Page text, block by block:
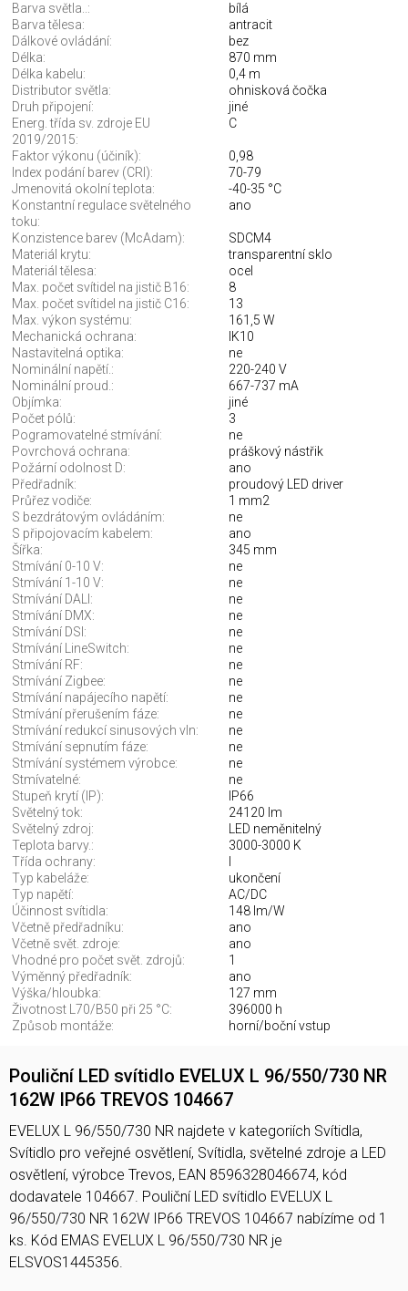
Barva světla..:
bílá
Barva tělesa:
antracit
Dálkové ovládání:
bez
Délka:
870 mm
Délka kabelu:
0,4 m
Distributor světla:
ohnisková čočka
Druh připojení:
jiné
Energ. třída sv. zdroje EU
2019/2015:
C
Faktor výkonu (účiník):
0,98
Index podání barev (CRI):
70-79
Jmenovitá okolní teplota:
-40-35 °C
Konstantní regulace světelného
toku:
ano
Konzistence barev (McAdam):
SDCM4
Materiál krytu:
transparentní sklo
Materiál tělesa:
ocel
Max. počet svítidel na jistič B16:
8
Max. počet svítidel na jistič C16:
13
Max. výkon systému:
161,5 W
Mechanická ochrana:
IK10
Nastavitelná optika:
ne
Nominální napětí.:
220-240 V
Nominální proud.:
667-737 mA
Objímka:
jiné
Počet pólů:
3
Pogramovatelné stmívání:
ne
Povrchová ochrana:
práškový nástřik
Požární odolnost D:
ano
Předřadník:
proudový LED driver
Průřez vodiče:
1 mm2
S bezdrátovým ovládáním:
ne
S připojovacím kabelem:
ano
Šířka:
345 mm
Stmívání 0-10 V:
ne
Stmívání 1-10 V:
ne
Stmívání DALI:
ne
Stmívání DMX:
ne
Stmívání DSI:
ne
Stmívání LineSwitch:
ne
Stmívání RF:
ne
Stmívání Zigbee:
ne
Stmívání napájecího napětí:
ne
Stmívání přerušením fáze:
ne
Stmívání redukcí sinusových vln:
ne
Stmívání sepnutím fáze:
ne
Stmívání systémem výrobce:
ne
Stmívatelné:
ne
Stupeň krytí (IP):
IP66
Světelný tok:
24120 lm
Světelný zdroj:
LED neměnitelný
Teplota barvy.:
3000-3000 K
Třída ochrany:
Typ kabeláže:
ukončení
Typ napětí:
AC/DC
Účinnost svítidla:
148 lm/W
Včetně předřadníku:
ano
Včetně svět. zdroje:
ano
Vhodné pro počet svět. zdrojů:
1
Výměnný předřadník:
ano
Výška/hloubka:
127 mm
Životnost L70/B50 při 25 °C:
396000 h
Způsob montáže:
horní/boční vstup
Pouliční LED svítidlo EVELUX L 96/550/730 NR
162W IP66 TREVOS 104667
EVELUX L 96/550/730 NR najdete v kategoriích Svítidla,
Svítidlo pro veřejné osvětlení, Svítidla, světelné zdroje a LED
osvětlení, výrobce Trevos, EAN 8596328046674, kód
dodavatele 104667. Pouliční LED svítidlo EVELUX L
96/550/730 NR 162W IP66 TREVOS 104667 nabízíme od 1
ks. Kód EMAS EVELUX L 96/550/730 NR je
ELSVOS1445356.